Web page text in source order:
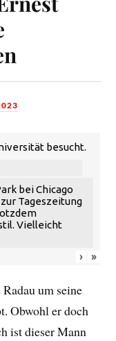
besucht.
bei Chicago
Tageszeitung
Vielleicht
› »
um seine
Obwohl er doch
ist dieser Mann